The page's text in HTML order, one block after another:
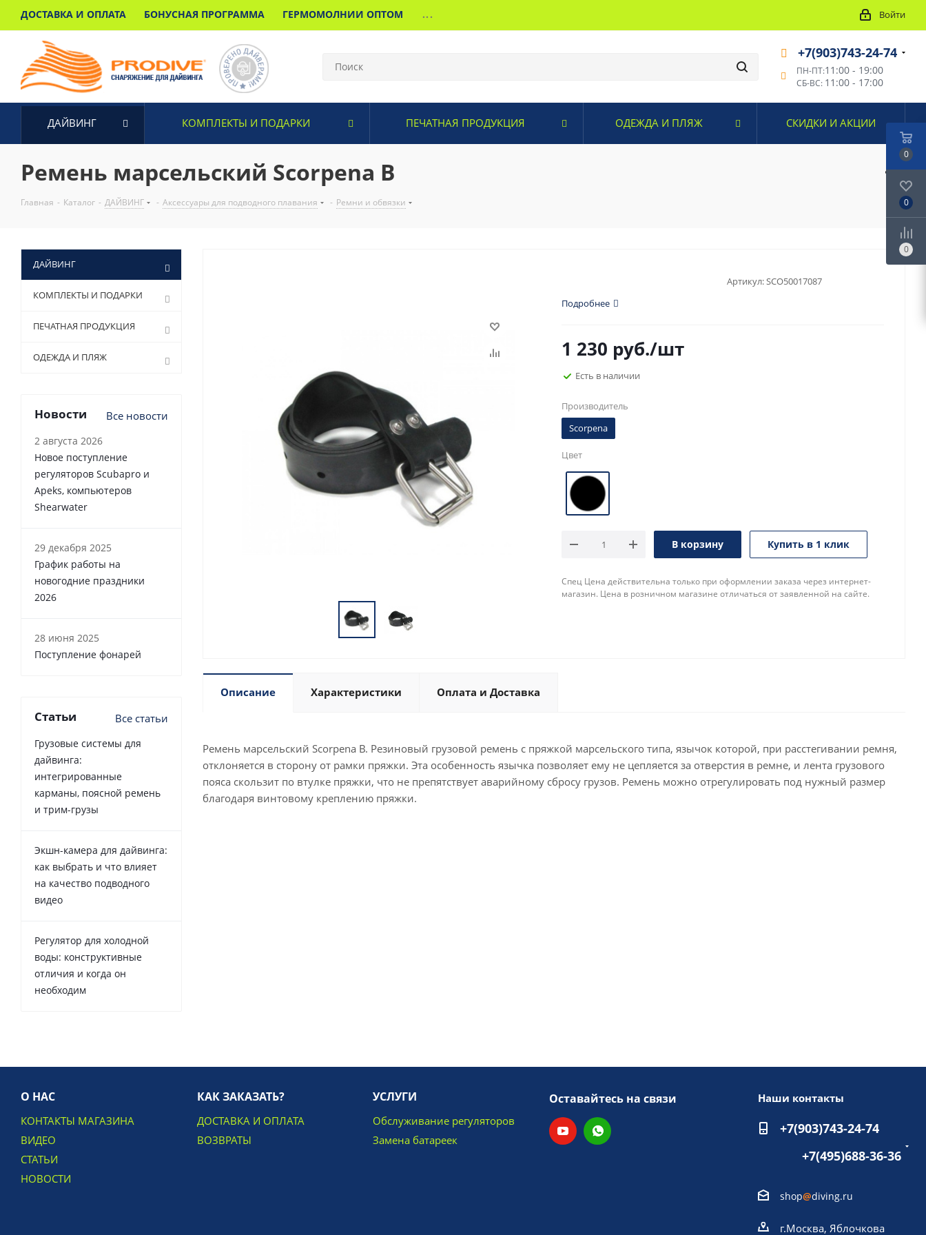
ДОСТАВКА И ОПЛАТА БОНУСНАЯ ПРОГРАММА ГЕРМОМОЛНИИ ОПТОМ ... Войти
+7(903)743-24-74
ПН-ПТ:11:00 - 19:00
СБ-ВС: 11:00 - 17:00
ДАЙВИНГ КОМПЛЕКТЫ И ПОДАРКИ ПЕЧАТНАЯ ПРОДУКЦИЯ ОДЕЖДА И ПЛЯЖ СКИДКИ И АКЦИИ
Ремень марсельский Scorpena B
Главная - Каталог - ДАЙВИНГ - Аксессуары для подводного плавания - Ремни и обвязки
Артикул: SCO50017087
Подробнее
1 230 руб./шт
Есть в наличии
Производитель
Scorpena
Цвет
В корзину Купить в 1 клик
Спец Цена действительна только при оформлении заказа через интернет-
магазин. Цена в розничном магазине отличаться от заявленной на сайте.
Описание Характеристики Оплата и Доставка
Ремень марсельский Scorpena B. Резиновый грузовой ремень с пряжкой марсельского типа, язычок которой, при расстегивании ремня,
отклоняется в сторону от рамки пряжки. Эта особенность язычка позволяет ему не цепляется за отверстия в ремне, и лента грузового
пояса скользит по втулке пряжки, что не препятствует аварийному сбросу грузов. Ремень можно отрегулировать под нужный размер
благодаря винтовому креплению пряжки.
ДАЙВИНГ
КОМПЛЕКТЫ И ПОДАРКИ
ПЕЧАТНАЯ ПРОДУКЦИЯ
ОДЕЖДА И ПЛЯЖ
Новости Все новости
2 августа 2026
Новое поступление
регуляторов Scubapro и
Apeks, компьютеров
Shearwater
29 декабря 2025
График работы на
новогодние праздники
2026
28 июня 2025
Поступление фонарей
Статьи Все статьи
Грузовые системы для
дайвинга:
интегрированные
карманы, поясной ремень
и трим-грузы
Экшн-камера для дайвинга:
как выбрать и что влияет
на качество подводного
видео
Регулятор для холодной
воды: конструктивные
отличия и когда он
необходим
О НАС
КОНТАКТЫ МАГАЗИНА
ВИДЕО
СТАТЬИ
НОВОСТИ
КАК ЗАКАЗАТЬ?
ДОСТАВКА И ОПЛАТА
ВОЗВРАТЫ
УСЛУГИ
Обслуживание регуляторов
Замена батареек
Оставайтесь на связи Наши контакты
+7(903)743-24-74
+7(495)688-36-36
shop@diving.ru
г.Москва, Яблочкова
0
0
0